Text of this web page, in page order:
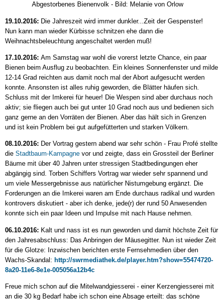
Abgestorbenes Bienenvolk - Bild: Melanie von Orlow
19.10.2016: Die Jahreszeit wird immer dunkler...Zeit der Gespenster!
Nun kann man wieder Kürbisse schnitzen ehe dann die
Weihnachtsbeleuchtung angeschaltet werden muß!
17.10.2016: Am Samstag war wohl die vorerst letzte Chance, ein paar
Bienen beim Ausflug zu beobachten. Ein kleines Sonnenfenster und milde
12-14 Grad reichten aus damit noch mal der Abort aufgesucht werden
konnte. Ansonsten ist alles ruhig geworden, die Blätter häufen sich.
Schluss mit der Imkerei für heuer! Die Wespen sind aber durchaus noch
aktiv; sie fliegen auch bei gut unter 10 Grad noch aus und bedienen sich
ganz gerne an den Vorräten der Bienen. Aber das hält sich in Grenzen
und ist kein Problem bei gut aufgefütterten und starken Völkern.
08.10.2016: Der Vortrag gestern abend war sehr schön - Frau Profé stellte
die Stadtbaum-Kampagne vor und zeigte, dass ein Grossteil der Berliner
Bäume mit über 40 Jahren unter stressigen Stadtbedingungen eher
abgängig sind. Torben Schiffers Vortrag war wieder sehr spannend und
um viele Messergebnisse aus natürlicher Nistumgebung ergänzt. Die
Forderungen an die Imkerei waren am Ende durchaus radikal und wurden
kontrovers diskutiert - aber ich denke, jede(r) der rund 50 Anwesenden
konnte sich ein paar Ideen und Impulse mit nach Hause nehmen.
06.10.2016: Kalt und nass ist es nun geworden und damit höchste Zeit für
den Jahresabschluss: Das Anbringen der Mäusegitter. Nun ist wieder Zeit
für die Glotze: Inzwischen berichten erste Fernsehmedien über den
Wachs-Skandal: http://swrmediathek.de/player.htm?show=55474720-
8a20-11e6-8e1e-005056a12b4c
Freue mich schon auf die Mitelwandgiesserei - einer Kerzengiesserei mit
an die 30 kg Bedarf habe ich schon eine Absage erteilt: das schöne